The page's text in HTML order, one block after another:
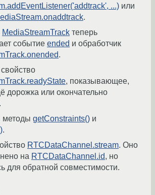
...) или
.
MediaStreamTrack теперь
событие ended и обработчик
.
, показывающее,
дорожка или окончательно
методы getConstraints() и
.
RTCDataChannel.stream. Оно
на RTCDataChannel.id, но
для обратной совместимости.